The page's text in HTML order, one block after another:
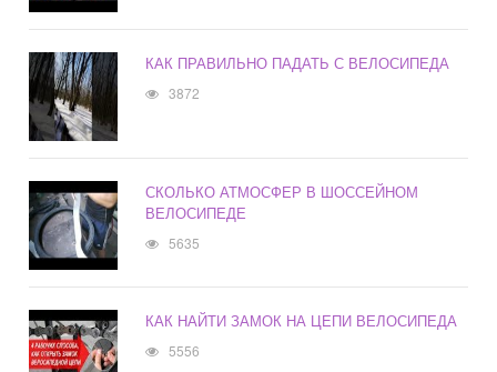
КАК ПРАВИЛЬНО ПАДАТЬ С ВЕЛОСИПЕДА
3872
СКОЛЬКО АТМОСФЕР В ШОССЕЙНОМ
ВЕЛОСИПЕДЕ
5635
КАК НАЙТИ ЗАМОК НА ЦЕПИ ВЕЛОСИПЕДА
5556